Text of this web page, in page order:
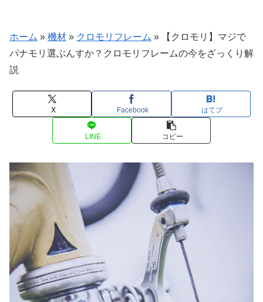
ホーム » 機材 » クロモリフレーム » 【クロモリ】マジで
パナモリ選ぶんすか？クロモリフレームの今をざっくり解
説
X Facebook はてブ
LINE コピー